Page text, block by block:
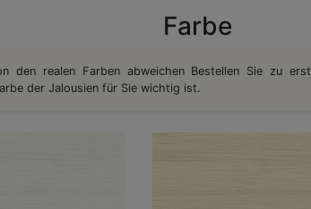
Farbe
den realen Farben abweichen Bestellen Sie zu erst
der Jalousien für Sie wichtig ist.